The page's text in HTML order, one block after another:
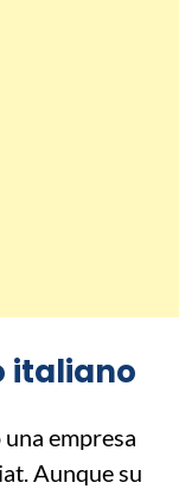
italiano
empresa
Aunque su